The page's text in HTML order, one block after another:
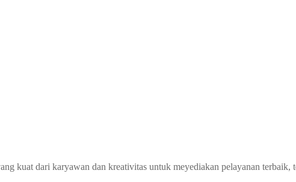
kuat dari karyawan dan kreativitas untuk meyediakan pelayanan terbaik,